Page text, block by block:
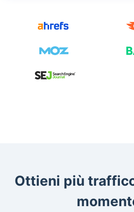
Ottieni più